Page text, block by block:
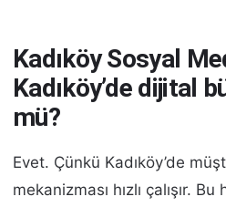
Kadıköy Sosyal
Kadıköy’de dijital
mü?
Evet. Çünkü Kadıköy’de
mekanizması hızlı çalışır. Bu